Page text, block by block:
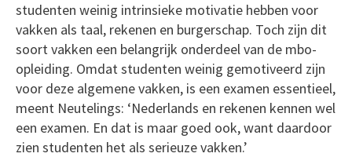
studenten weinig intrinsieke motivatie hebben voor
vakken als taal, rekenen en burgerschap. Toch zijn dit
soort vakken een belangrijk onderdeel van de mbo-
opleiding. Omdat studenten weinig gemotiveerd zijn
voor deze algemene vakken, is een examen essentieel,
meent Neutelings: ‘Nederlands en rekenen kennen wel
een examen. En dat is maar goed ook, want daardoor
zien studenten het als serieuze vakken.’